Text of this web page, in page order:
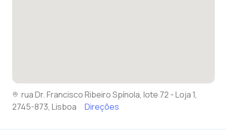
rua Dr. Francisco Ribeiro Spínola, lote 72 - Loja 1,
2745-873, Lisboa
Direções